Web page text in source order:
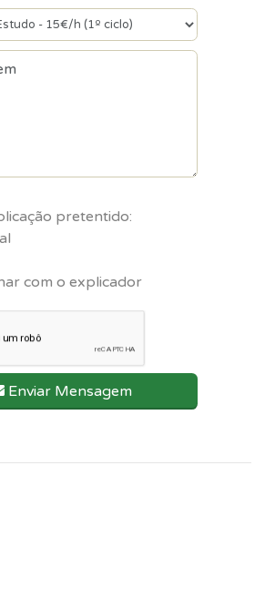
pretentido:
com o explicador
Enviar Mensagem